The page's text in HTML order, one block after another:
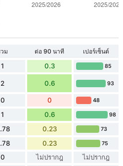
วม ต่อ 90 นาที
เปอร์เซ็นต์
1 0.3 85
2 0.6 93
0 0 48
1 0.6 98
0.23 73
0.23 75
0 ไม่ปรากฎ ไม่ปรากฎ